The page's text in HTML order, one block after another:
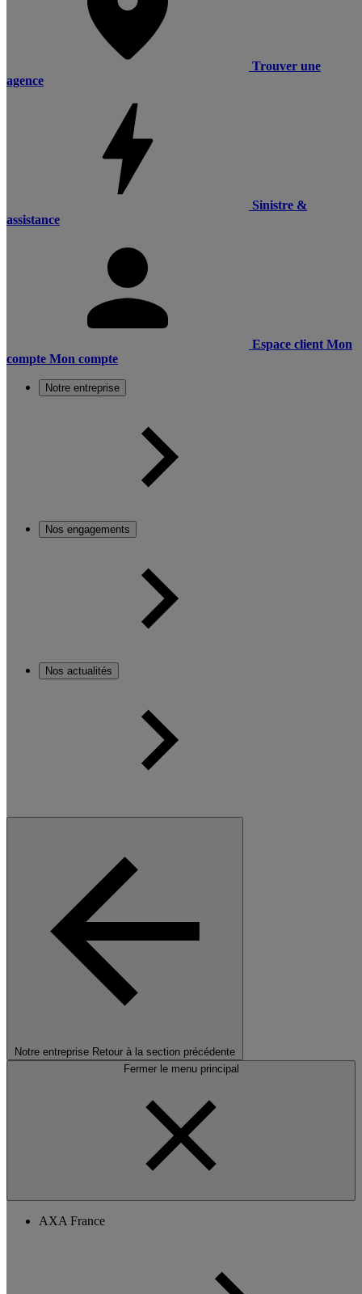
Trouver une
agence
Sinistre &
assistance
Espace client Mon
compte Mon compte
Notre entreprise
Nos engagements
Nos actualités
Notre entreprise Retour à la section précédente
Fermer le menu principal
AXA France